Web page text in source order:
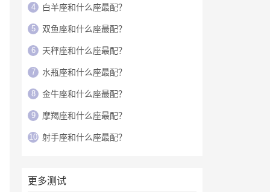
4 白羊座和什么座最配？
5 双鱼座和什么座最配？
6 天秤座和什么座最配？
7 水瓶座和什么座最配？
8 金牛座和什么座最配？
9 摩羯座和什么座最配？
10 射手座和什么座最配？
更多测试